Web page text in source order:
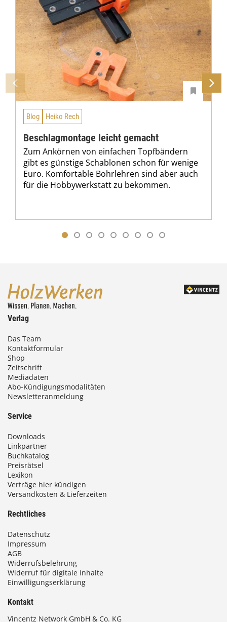
Blog Heiko Rech
Beschlagmontage leicht gemacht
Zum Ankörnen von einfachen Topfbändern
gibt es günstige Schablonen schon für wenige
Euro. Komfortable Bohrlehren sind aber auch
für die Hobbywerkstatt zu bekommen.
Verlag
Das Team
Kontaktformular
Shop
Zeitschrift
Mediadaten
Abo-Kündigungsmodalitäten
Newsletteranmeldung
Service
Downloads
Linkpartner
Buchkatalog
Preisrätsel
Lexikon
Verträge hier kündigen
Versandkosten & Lieferzeiten
Rechtliches
Datenschutz
Impressum
AGB
Widerrufsbelehrung
Widerruf für digitale Inhalte
Einwilligungserklärung
Kontakt
Vincentz Network GmbH & Co. KG